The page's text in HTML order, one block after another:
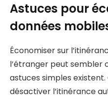
Astuces pour
données
Économiser sur
l’étranger peut sembler
astuces simples
désactiver l’itinérance